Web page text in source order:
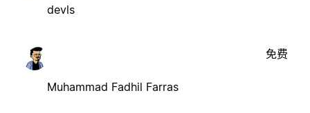
devls
Muhammad Fadhil Farras
免费